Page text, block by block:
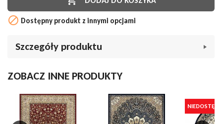
 Dostępny produkt z innymi opcjami
Szczegóły produktu
MarkaDa Vinci
W magazynie0 Przedmiot
Opis
ZOBACZ INNE PRODUKTY